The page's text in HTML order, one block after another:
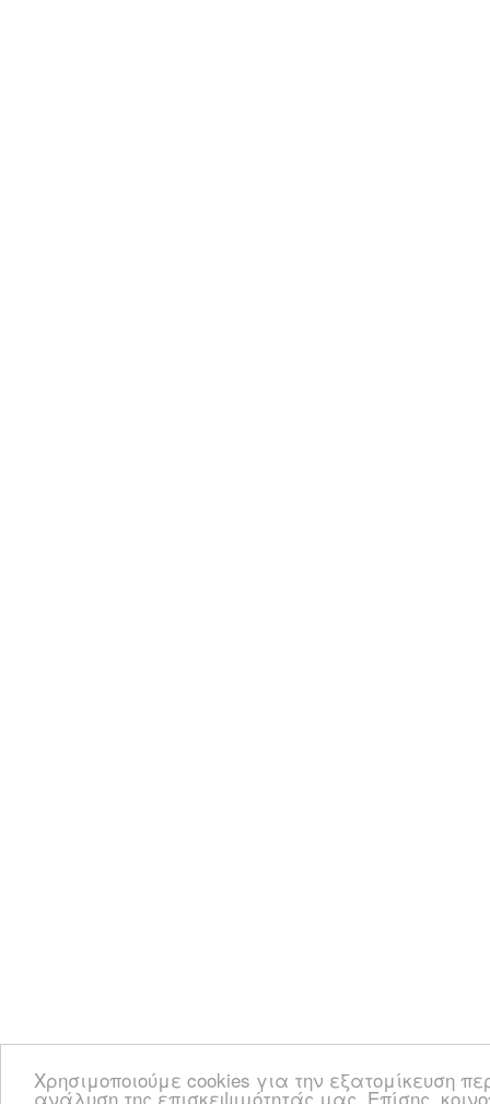
Χρησιμοποιούμε cookies για την εξατομίκευση
ανάλυση της επισκεψιμότητάς μας. Επίσης,